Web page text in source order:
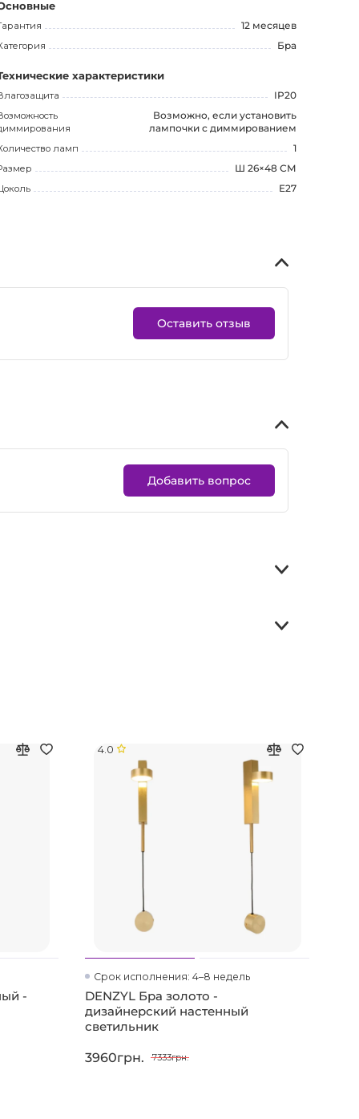
12 месяцев
Бра
характеристики
IP20
Возможно, если установить
лампочки с диммированием
ламп
1
Ш 26×48 СМ
E27
Оставить отзыв
Добавить вопрос
-
4.0
Срок исполнения: 4–8 недель
DENZYL Бра золото -
дизайнерский настенный
светильник
3960грн. 7333грн.